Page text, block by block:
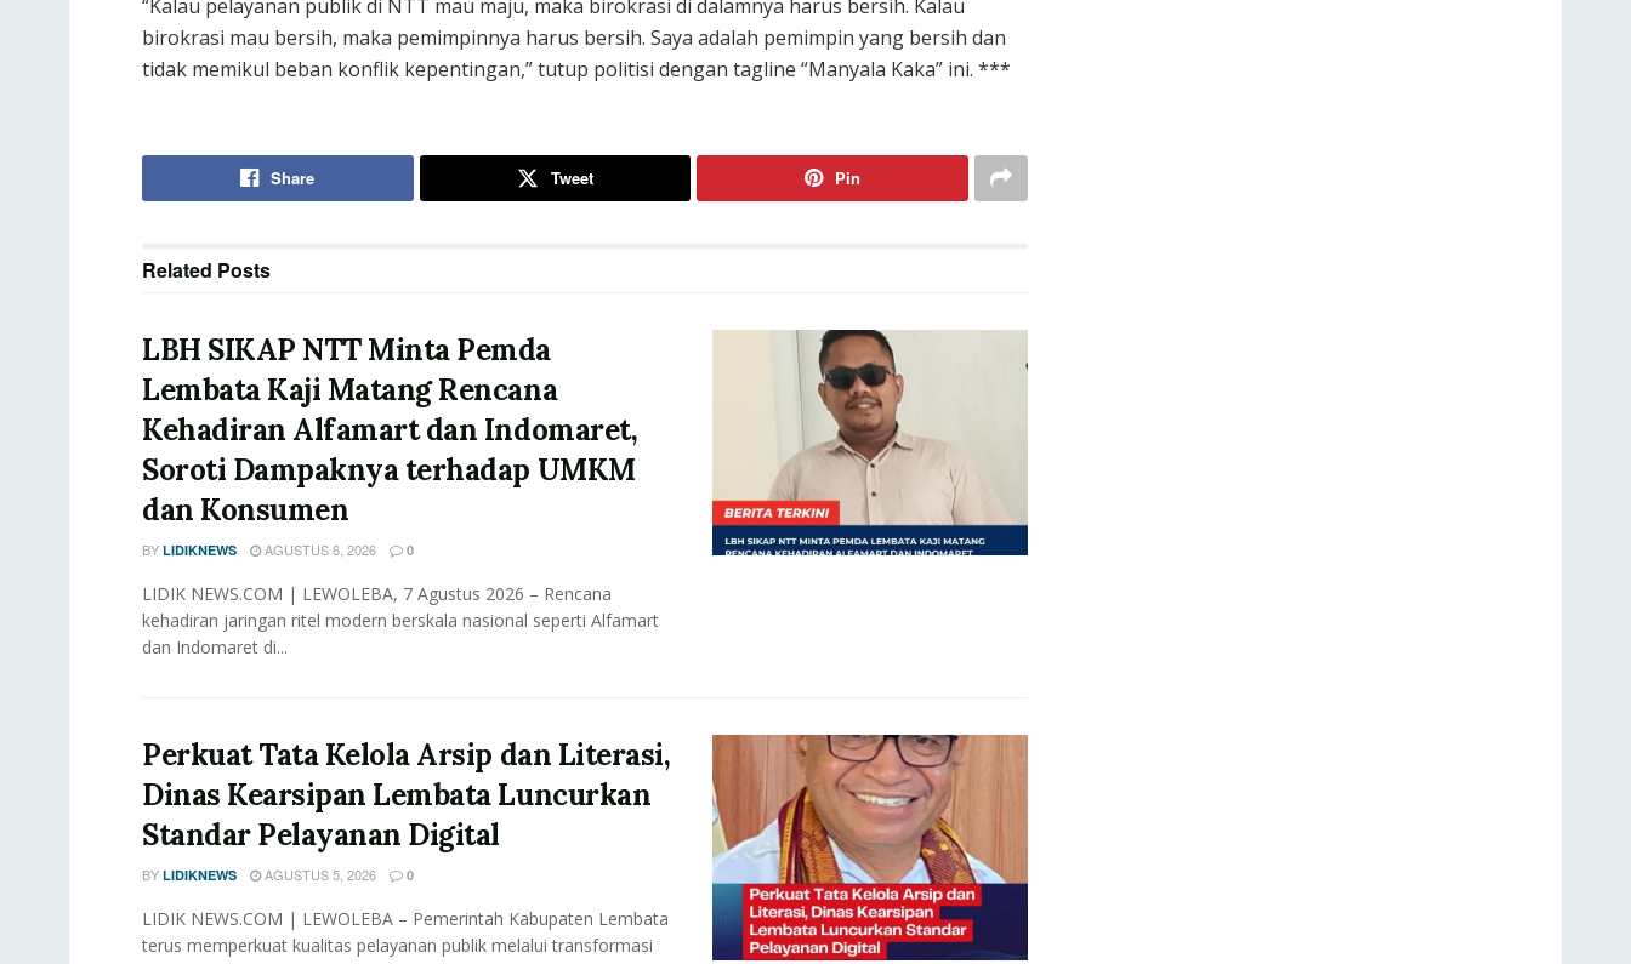
“Kalau pelayanan publik di NTT mau maju, maka birokrasi di dalamnya harus bersih. Kalau
birokrasi mau bersih, maka pemimpinnya harus bersih. Saya adalah pemimpin yang bersih dan
tidak memikul beban konflik kepentingan,” tutup politisi dengan tagline “Manyala Kaka” ini. ***
Share Tweet Pin
Related Posts
LBH SIKAP NTT Minta Pemda
Lembata Kaji Matang Rencana
Kehadiran Alfamart dan Indomaret,
Soroti Dampaknya terhadap UMKM
dan Konsumen
BY LIDIKNEWS AGUSTUS 6, 2026 0
LIDIK NEWS.COM | LEWOLEBA, 7 Agustus 2026 – Rencana
kehadiran jaringan ritel modern berskala nasional seperti Alfamart
dan Indomaret di...
Perkuat Tata Kelola Arsip dan Literasi,
Dinas Kearsipan Lembata Luncurkan
Standar Pelayanan Digital
BY LIDIKNEWS AGUSTUS 5, 2026 0
LIDIK NEWS.COM | LEWOLEBA – Pemerintah Kabupaten Lembata
terus memperkuat kualitas pelayanan publik melalui transformasi